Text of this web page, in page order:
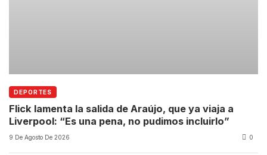
DEPORTES
Flick lamenta la salida de Araújo, que ya viaja a
Liverpool: “Es una pena, no pudimos incluirlo”
9 De Agosto De 2026 0